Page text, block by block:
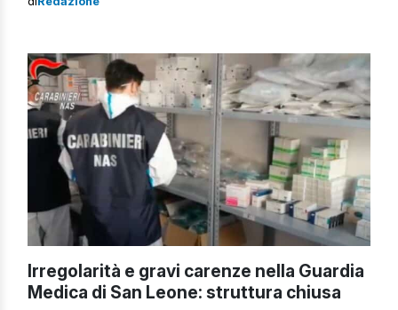
elevato l’impegno sul controllo del […]
Irregolarità e gravi carenze nella Guardia
Medica di San Leone: struttura chiusa